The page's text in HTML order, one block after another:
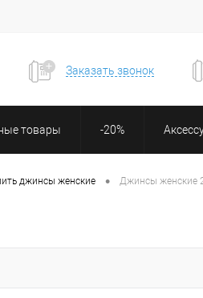
Заказать звонок
товары -20%
джинсы женские • Джинсы женские